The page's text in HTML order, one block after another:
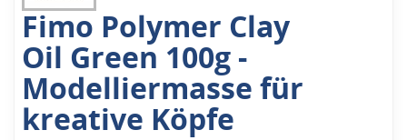
Fimo Polymer Clay
Oil Green 100g -
Modelliermasse für
kreative Köpfe